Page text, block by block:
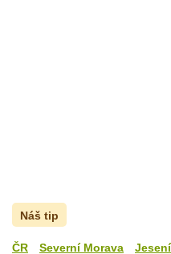
Náš tip
ČR Severní Morava